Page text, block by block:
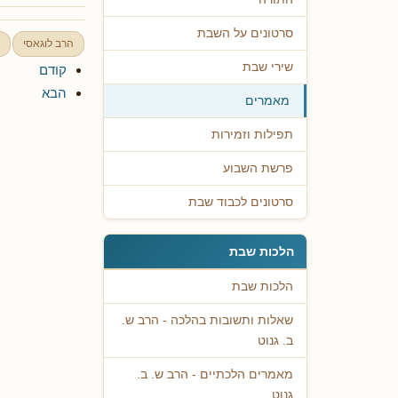
סרטונים על השבת
שירי שבת
מאמרים
תפילות וזמירות
פרשת השבוע
סרטונים לכבוד שבת
הלכות שבת
הלכות שבת
שאלות ותשובות בהלכה - הרב ש.
ב. גנוט
מאמרים הלכתיים - הרב ש. ב.
גנוט
הרב לוגאסי
קודם
הבא